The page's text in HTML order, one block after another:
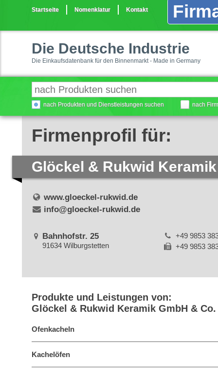
Startseite Nomenklatur Kontakt
Die Deutsche Industrie
Die Einkaufsdatenbank für den Binnenmarkt - Made in Germany
nach Produkten und Dienstleistungen suchen nach
Firmenprofil für:
Glöckel & Rukwid
www.gloeckel-rukwid.de
info@gloeckel-rukwid.de
Bahnhofstr. 25
91634 Wilburgstetten
+49 9853
+49 9853
Produkte und Leistungen von:
Glöckel & Rukwid Keramik GmbH & Co.
Ofenkacheln
Kachelöfen